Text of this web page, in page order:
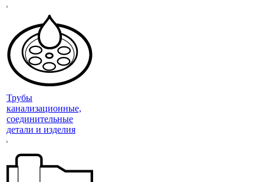
Трубы
канализационные,
соединительные
детали и изделия